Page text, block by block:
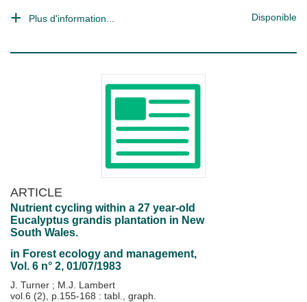
Plus d'information... Disponible
ARTICLE
Nutrient cycling within a 27 year-old
Eucalyptus grandis plantation in New
South Wales.
in Forest ecology and management,
Vol. 6 n° 2, 01/07/1983
J. Turner ; M.J. Lambert
vol.6 (2), p.155-168 : tabl., graph.